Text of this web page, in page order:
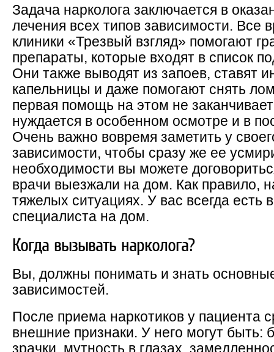
Задача нарколога заключается в
лечения всех типов зависимости. Все
клиники «Трезвый взгляд» помогают
препараты, которые входят в список
Они также выводят из запоев, ставят
капельницы и даже помогают снять
первая помощь на этом не
нуждается в особенном осмотре и в
Очень важно вовремя заметить у
зависимости, чтобы сразу же ее
необходимости вы можете
врачи выезжали на дом. Как правило,
тяжелых ситуациях. У вас всегда есть
специалиста на дом.
Когда вызывать нарколога?
Вы, должны понимать и знать
зависимостей.
После приема наркотиков у пациента
внешние признаки. У него могут быть:
зрачки, мутность в глазах,